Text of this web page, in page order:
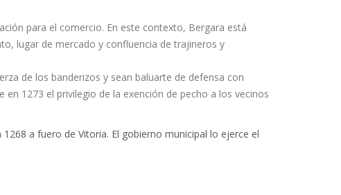
para el comercio. En este contexto, Bergara está
lugar de mercado y confluencia de trajineros y
de los banderizos y sean baluarte de defensa con
1273 el privilegio de la exención de pecho a los vecinos
a fuero de Vitoria. El gobierno municipal lo ejerce el